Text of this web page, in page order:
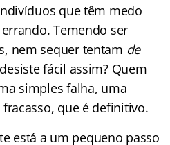
que têm medo
Temendo ser
nem sequer tentam de
fácil assim? Quem
simples falha, uma
que é definitivo.
está a um pequeno passo